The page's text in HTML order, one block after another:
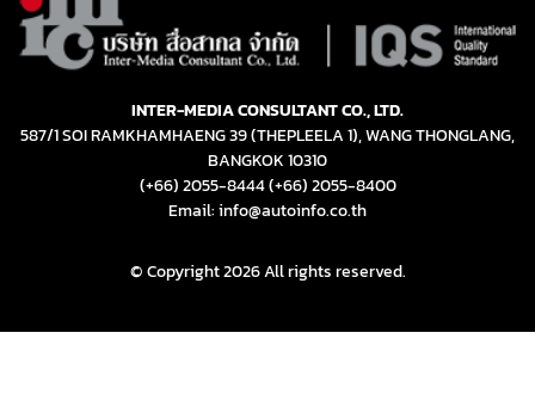
INTER-MEDIA CONSULTANT CO., LTD.
587/1 SOI RAMKHAMHAENG 39 (THEPLEELA 1), WANG THONGLANG,
BANGKOK 10310
(+66) 2055-8444(+66) 2055-8400
Email: info@autoinfo.co.th
© Copyright 2026 All rights reserved.